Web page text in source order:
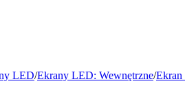
LED/Ekrany LED: Wewnętrzne/